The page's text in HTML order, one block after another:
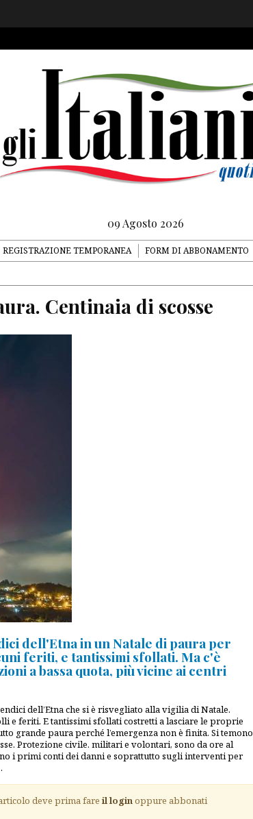
09 Agosto 2026
REGISTRAZIONE TEMPORANEA FORM DI ABBONAMENTO
Centinaia di scosse
dell'Etna in un Natale di paura per
feriti, e tantissimi sfollati. Ma c'è
a bassa quota, più vicine ai centri
dell’Etna che si è risvegliato alla vigilia di Natale.
e feriti. E tantissimi sfollati costretti a lasciare le proprie
grande paura perché l’emergenza non è finita. Si temono
Protezione civile. militari e volontari, sono da ore al
i primi conti dei danni e soprattutto sugli interventi per
deve prima fare il loginoppure abbonati